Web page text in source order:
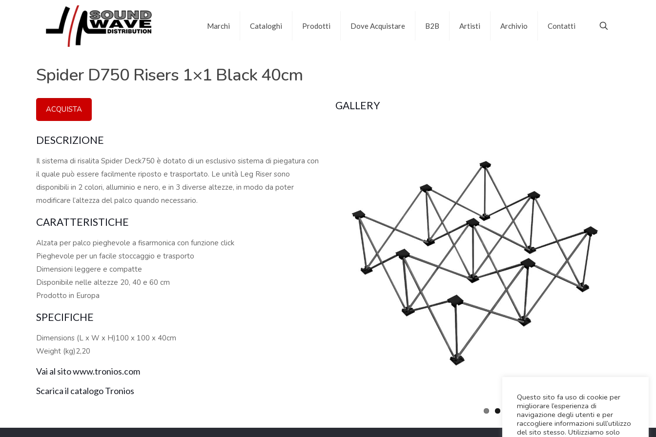
Marchi Cataloghi Prodotti Dove Acquistare B2B Artisti Archivio Contatti
Spider D750 Risers 1×1 Black 40cm
ACQUISTA
DESCRIZIONE
Il sistema di risalita Spider Deck750 è dotato di un esclusivo sistema di piegatura con
il quale può essere facilmente riposto e trasportato. Le unità Leg Riser sono
disponibili in 2 colori, alluminio e nero, e in 3 diverse altezze, in modo da poter
modificare l’altezza del palco quando necessario.
CARATTERISTICHE
Alzata per palco pieghevole a fisarmonica con funzione click
Pieghevole per un facile stoccaggio e trasporto
Dimensioni leggere e compatte
Disponibile nelle altezze 20, 40 e 60 cm
Prodotto in Europa
SPECIFICHE
Dimensions (L x W x H)100 x 100 x 40cm
Weight (kg)2,20
Vai al sito www.tronios.com
Scarica il catalogo Tronios
GALLERY
Questo sito fa uso di cookie per
migliorare l’esperienza di
navigazione degli utenti e per
raccogliere informazioni sull’utilizzo
del sito stesso. Utilizziamo solo